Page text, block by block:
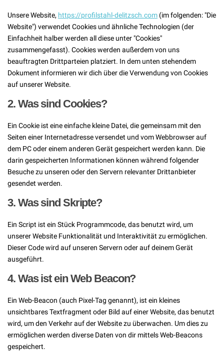
Unsere Website, https://profilstahl-delitzsch.com (im folgenden: "Die
Website") verwendet Cookies und ähnliche Technologien (der
Einfachheit halber werden all diese unter "Cookies"
zusammengefasst). Cookies werden außerdem von uns
beauftragten Drittparteien platziert. In dem unten stehendem
Dokument informieren wir dich über die Verwendung von Cookies
auf unserer Website.
2. Was sind Cookies?
Ein Cookie ist eine einfache kleine Datei, die gemeinsam mit den
Seiten einer Internetadresse versendet und vom Webbrowser auf
dem PC oder einem anderen Gerät gespeichert werden kann. Die
darin gespeicherten Informationen können während folgender
Besuche zu unseren oder den Servern relevanter Drittanbieter
gesendet werden.
3. Was sind Skripte?
Ein Script ist ein Stück Programmcode, das benutzt wird, um
unserer Website Funktionalität und Interaktivität zu ermöglichen.
Dieser Code wird auf unseren Servern oder auf deinem Gerät
ausgeführt.
4. Was ist ein Web Beacon?
Ein Web-Beacon (auch Pixel-Tag genannt), ist ein kleines
unsichtbares Textfragment oder Bild auf einer Website, das benutzt
wird, um den Verkehr auf der Website zu überwachen. Um dies zu
ermöglichen werden diverse Daten von dir mittels Web-Beacons
gespeichert.